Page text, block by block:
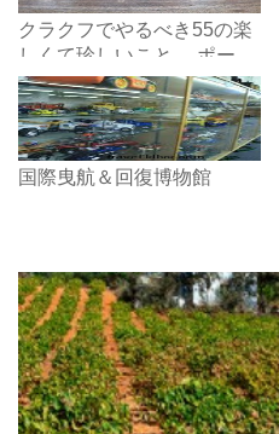
クラクフでやるべき55の楽
しくて珍しいこと、 ポーラ
ンド
国際曳航＆回復博物館